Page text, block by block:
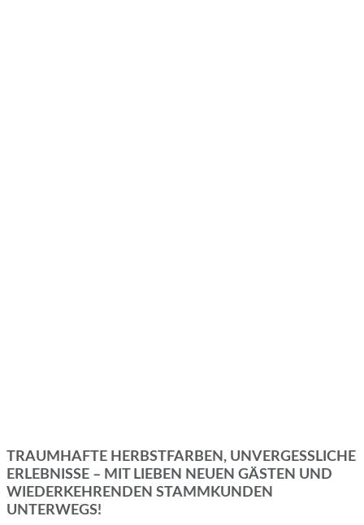
TRAUMHAFTE HERBSTFARBEN, UNVERGESSLICHE
ERLEBNISSE – MIT LIEBEN NEUEN GÄSTEN UND
WIEDERKEHRENDEN STAMMKUNDEN
UNTERWEGS!